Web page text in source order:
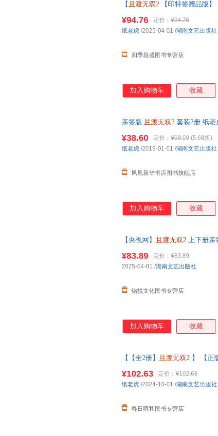
【 且渡无双2 【印特签赠品版
¥94.76 定价： ¥94.76
四季昌盛图书专营店
纸老虎 /2025-04-01 /湖南文艺出版社
加入购物车 收藏
亲签版 且渡无双2 套装2册 纸
¥38.60 定价： ¥68.00 (5.68折)
凤凰新华书店图书旗舰店
纸老虎 /2019-01-01 /湖南文艺出版社
加入购物车 收藏
【央视网】 且渡无双2 上下册亲
¥83.89 定价： ¥83.89
铭悦文化图书专营店
2025-04-01 /湖南文艺出版社
加入购物车 收藏
【【全2册】 且渡无双2 】 【正
服
¥102.63 定价： ¥102.63
春日喧和图书专营店
纸老虎 /2024-10-01 /湖南文艺出版社